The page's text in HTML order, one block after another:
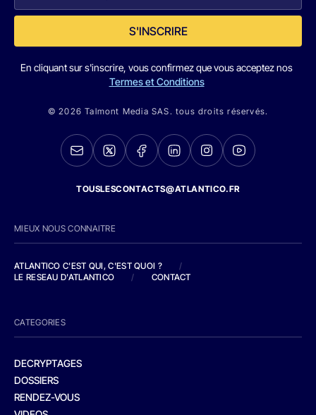
S'INSCRIRE
En cliquant sur s'inscrire, vous confirmez que vous acceptez nos
Termes et Conditions
© 2026 Talmont Media SAS. tous droits réservés.
TOUSLESCONTACTS@ATLANTICO.FR
MIEUX NOUS CONNAITRE
ATLANTICO C'EST QUI, C'EST QUOI ?
/
LE RESEAU D'ATLANTICO
/ CONTACT
CATEGORIES
DECRYPTAGES
DOSSIERS
RENDEZ-VOUS